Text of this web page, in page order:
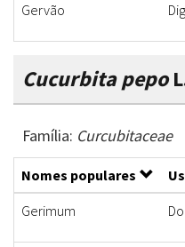
Gervão
Cucurbita pepo
Família: Curcubitaceae
Nomes populares
Gerimum